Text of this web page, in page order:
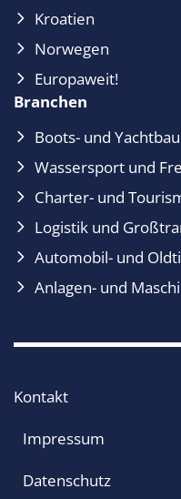
Kroatien
Norwegen
Europaweit!
Branchen
Boots- und Yachtbau
Wassersport und
Charter- und
Logistik und
Automobil- und
Anlagen- und
Kontakt
Impressum
Datenschutz